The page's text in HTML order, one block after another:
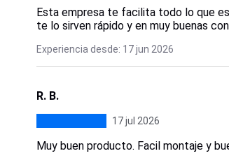
Esta empresa te facilita todo lo que
te lo sirven rápido y en muy buenas
Experiencia desde: 17 jun 2026
R. B.
17 jul 2026
Muy buen producto. Facil montaje y